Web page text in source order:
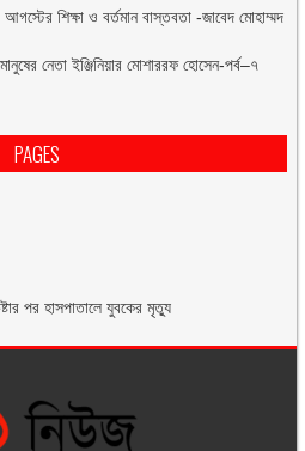
শিক্ষা ও বর্তমান বাস্তবতা -জাবেদ মোহাম্মদ
নেতা ইঞ্জিনিয়ার মোশাররফ হোসেন-পর্ব–৭
PAGES
পর হাসপাতালে যুবকের মৃত্যু